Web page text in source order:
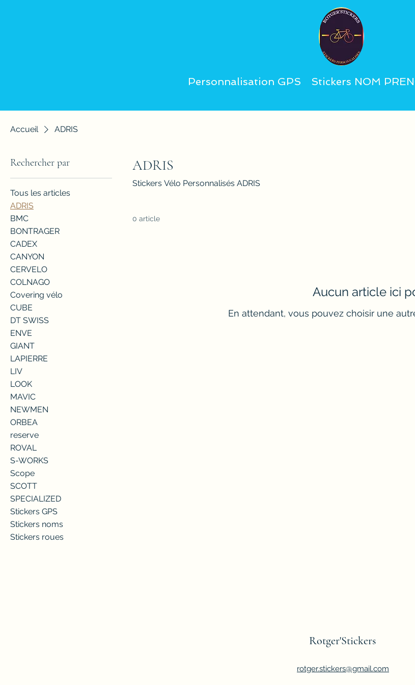
Personnalisation GPS Stickers NOM
Accueil ADRIS
Rechercher par
Tous les articles
ADRIS
BMC
BONTRAGER
CADEX
CANYON
CERVELO
COLNAGO
Covering vélo
CUBE
DT SWISS
ENVE
GIANT
LAPIERRE
LIV
LOOK
MAVIC
NEWMEN
ORBEA
reserve
ROVAL
S-WORKS
Scope
SCOTT
SPECIALIZED
Stickers GPS
Stickers noms
Stickers roues
ADRIS
Stickers Vélo Personnalisés ADRIS
0 article
Aucun article ici
En attendant, vous pouvez choisir une
Rotger'Stickers
rotger.stickers@gmail.com